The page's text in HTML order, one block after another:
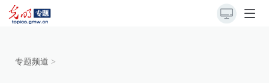
专题频道 >